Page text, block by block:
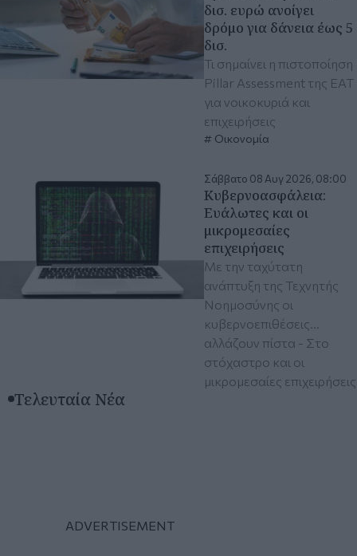
δισ. ευρώ ανοίγει
δρόμο για δάνεια έως 5
δισ.
Τι σημαίνει η πιστοποίηση
Pillar Assessment της ΕΑΤ
για νοικοκυριά και
επιχειρήσεις
Οικονομία
Σάββατο 08 Αυγ 2026, 08:00
Κυβερνοασφάλεια:
Ευάλωτες και οι
μικρομεσαίες
επιχειρήσεις
Με την ταχύτατη
ανάπτυξη της Τεχνητής
Νοημοσύνης οι
κυβερνοεπιθέσεις...
αλλάζουν πίστα - Στο
στόχαστρο και οι
μικρομεσαίες επιχειρήσεις
Τελευταία Νέα